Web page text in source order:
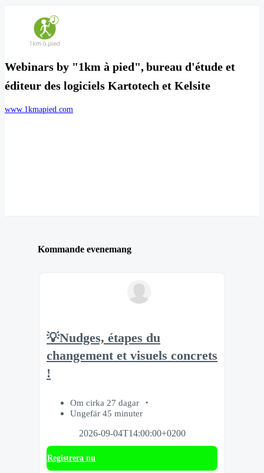
Webinars by "1km à pied", bureau d'étude et
éditeur des logiciels Kartotech et Kelsite
www.1kmapied.com
Kommande evenemang
💡Nudges, étapes du
changement et visuels concrets
!
Om cirka 27 dagar
Ungefär 45 minuter
2026-09-04T14:00:00+0200
Registrera nu